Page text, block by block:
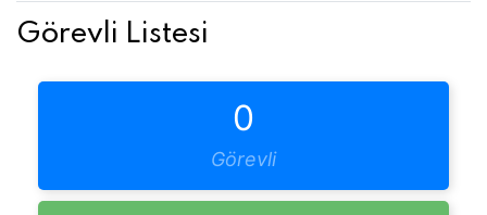
Görevli Listesi
0
Görevli